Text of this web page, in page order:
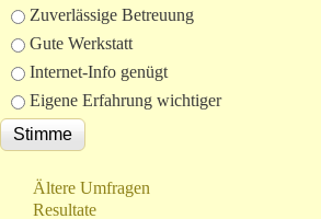
Zuverlässige Betreuung
Gute Werkstatt
Internet-Info genügt
Eigene Erfahrung wichtiger
Ältere Umfragen
Resultate